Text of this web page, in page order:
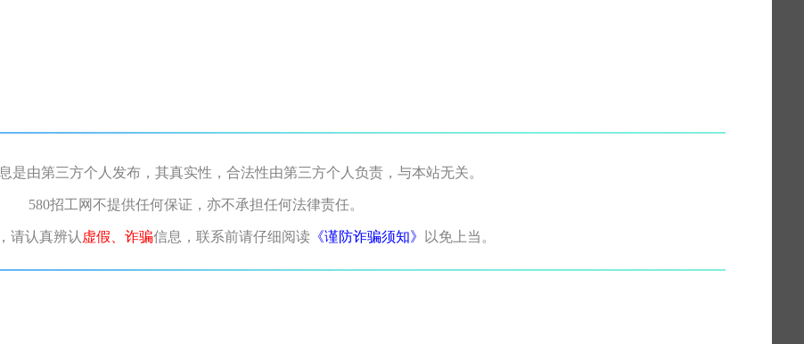
是由第三方个人发布，其真实性，合法性由第三方个人负责，与本站无关。
580招工网不提供任何保证，亦不承担任何法律责任。
请认真辨认 虚假、诈骗信息，联系前请仔细阅读 《谨防诈骗须知》 以免上当。